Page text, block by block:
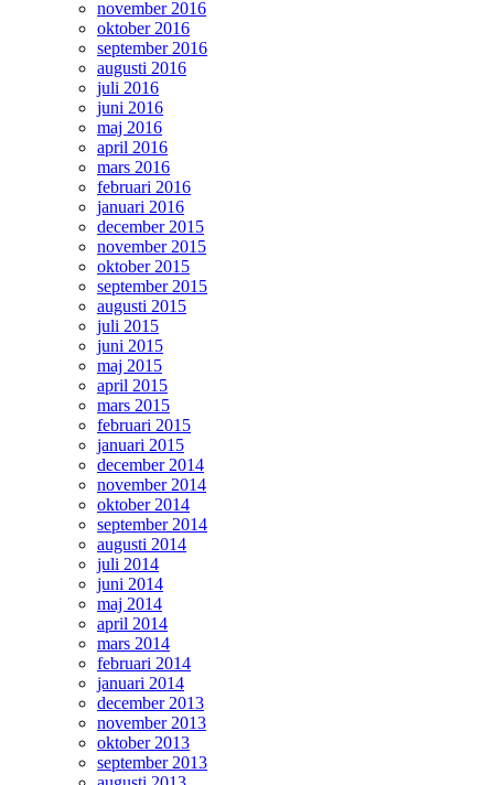
november 2016
oktober 2016
september 2016
augusti 2016
juli 2016
juni 2016
maj 2016
april 2016
mars 2016
februari 2016
januari 2016
december 2015
november 2015
oktober 2015
september 2015
augusti 2015
juli 2015
juni 2015
maj 2015
april 2015
mars 2015
februari 2015
januari 2015
december 2014
november 2014
oktober 2014
september 2014
augusti 2014
juli 2014
juni 2014
maj 2014
april 2014
mars 2014
februari 2014
januari 2014
december 2013
november 2013
oktober 2013
september 2013